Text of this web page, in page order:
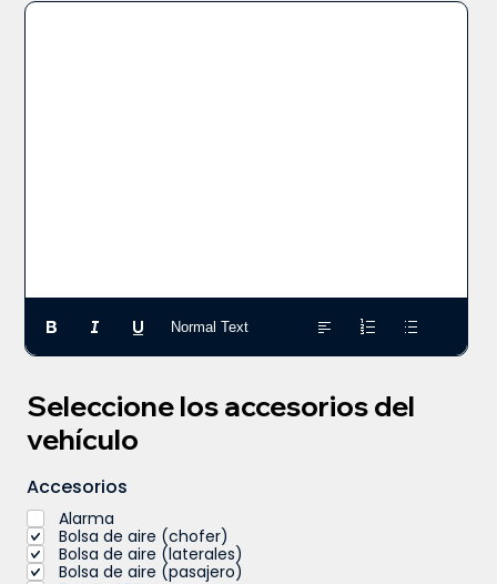
Normal Text
Seleccione los accesorios del
vehículo
Accesorios
Alarma
Bolsa de aire (chofer)
Bolsa de aire (laterales)
Bolsa de aire (pasajero)